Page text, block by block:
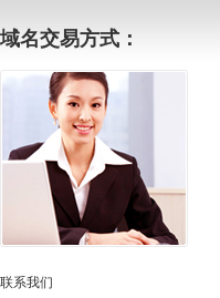
域名交易方式：
联系我们